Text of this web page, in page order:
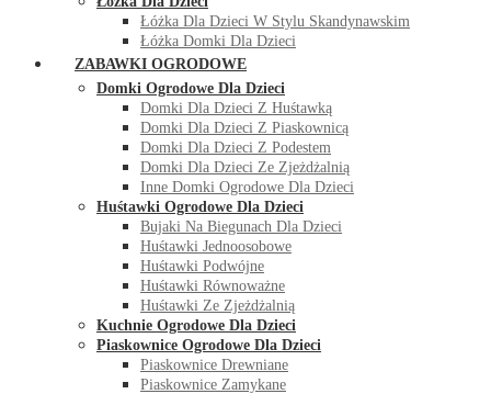
Łóżka Dla Dzieci W Stylu Skandynawskim
Łóżka Domki Dla Dzieci
ZABAWKI OGRODOWE
Domki Ogrodowe Dla Dzieci
Domki Dla Dzieci Z Huśtawką
Domki Dla Dzieci Z Piaskownicą
Domki Dla Dzieci Z Podestem
Domki Dla Dzieci Ze Zjeżdżalnią
Inne Domki Ogrodowe Dla Dzieci
Huśtawki Ogrodowe Dla Dzieci
Bujaki Na Biegunach Dla Dzieci
Huśtawki Jednoosobowe
Huśtawki Podwójne
Huśtawki Równoważne
Huśtawki Ze Zjeżdżalnią
Kuchnie Ogrodowe Dla Dzieci
Piaskownice Ogrodowe Dla Dzieci
Piaskownice Drewniane
Piaskownice Zamykane